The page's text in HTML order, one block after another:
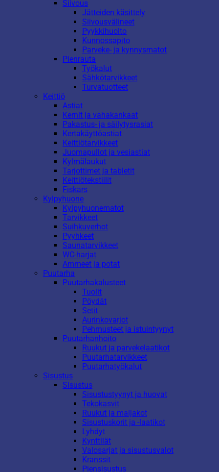
Siivous
Jätteiden käsittely
Siivousvälineet
Pyykkihuolto
Kunnossapito
Parveke- ja kynnysmatot
Pienrauta
Työkalut
Sähkötarvikkeet
Turvatuotteet
Keittiö
Astiat
Kernit ja vahakankaat
Pakastus- ja säilytysrasiat
Kertakäyttöastiat
Keittiötarvikkeet
Juomapullot ja vesiastiat
Kylmälaukut
Tarjottimet ja tabletit
Keittiötekstiilit
Fiskars
Kylpyhuone
Kylpyhuonematot
Tarvikkeet
Suihkuverhot
Pyyhkeet
Saunatarvikkeet
WC-harjat
Ammeet ja potat
Puutarha
Puutarhakalusteet
Tuolit
Pöydät
Setit
Aurinkovarjot
Pehmusteet ja istuintyynyt
Puutarhanhoito
Ruukut ja parvekelaatikot
Puutarhatarvikkeet
Puutarhatyökalut
Sisustus
Sisustus
Sisustustyynyt ja huovat
Tekokasvit
Ruukut ja maljakot
Sisustuskorit ja -laatikot
Lyhdyt
Kynttilät
Valosarjat ja sisustusvalot
Kranssit
Piensisustus